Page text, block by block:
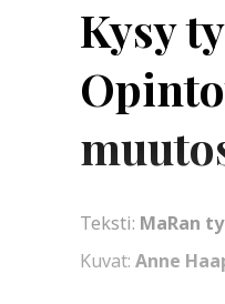
Kysy
Teksti: MaRan
Kuvat: Anne